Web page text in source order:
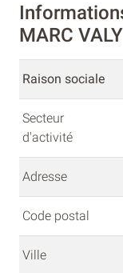
MARC
Raison sociale
Secteur
d'activité
Adresse
Code postal
Ville